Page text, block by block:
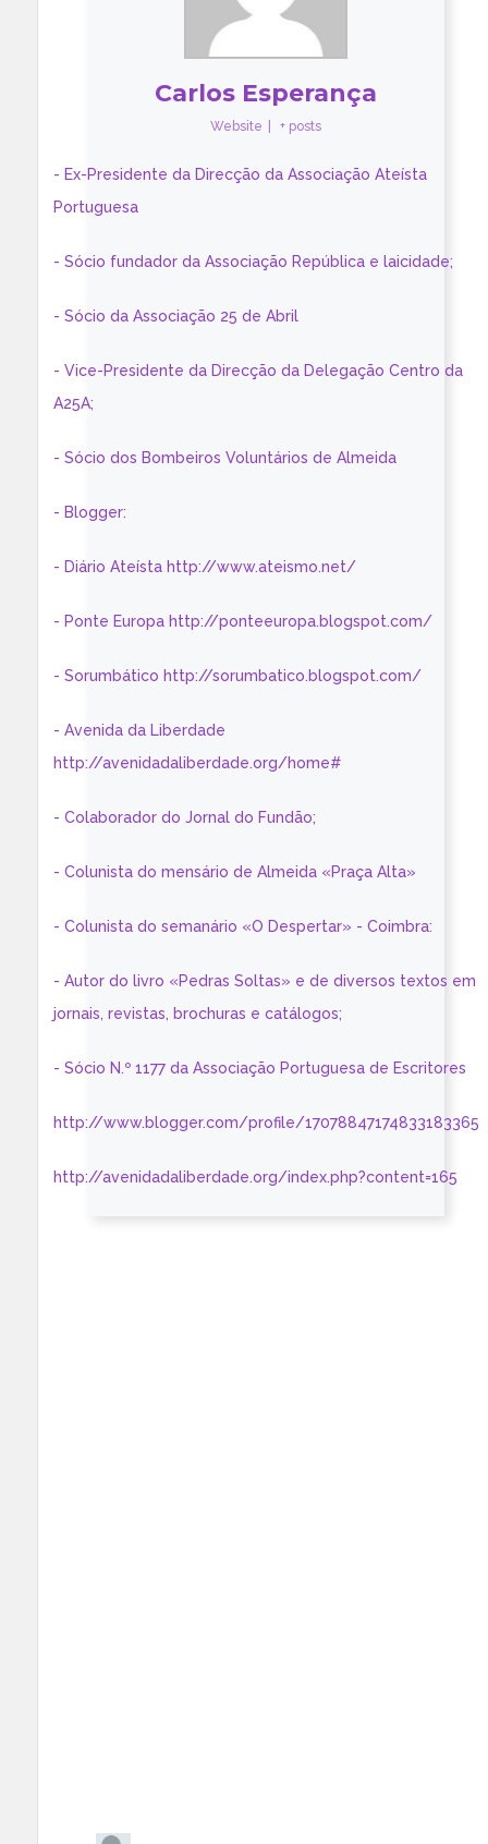
Carlos Esperança
Website + posts
- Ex-Presidente da Direcção da Associação Ateísta
Portuguesa
- Sócio fundador da Associação República e laicidade;
- Sócio da Associação 25 de Abril
- Vice-Presidente da Direcção da Delegação Centro da
A25A;
- Sócio dos Bombeiros Voluntários de Almeida
- Blogger:
- Diário Ateísta http://www.ateismo.net/
- Ponte Europa http://ponteeuropa.blogspot.com/
- Sorumbático http://sorumbatico.blogspot.com/
- Avenida da Liberdade
http://avenidadaliberdade.org/home#
- Colaborador do Jornal do Fundão;
- Colunista do mensário de Almeida «Praça Alta»
- Colunista do semanário «O Despertar» - Coimbra:
- Autor do livro «Pedras Soltas» e de diversos textos em
jornais, revistas, brochuras e catálogos;
- Sócio N.º 1177 da Associação Portuguesa de Escritores
http://www.blogger.com/profile/17078847174833183365
http://avenidadaliberdade.org/index.php?content=165